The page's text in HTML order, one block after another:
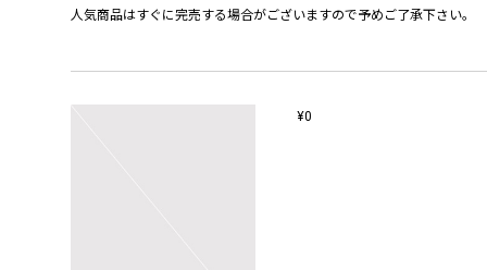
人気商品はすぐに完売する場合がございますので予めご了承下さい。
¥0